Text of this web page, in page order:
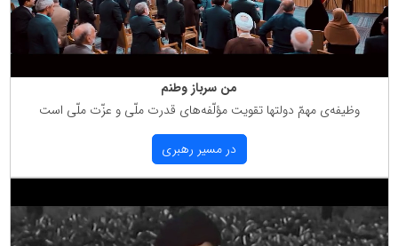
من سرباز وطنم
وظیفه‌ی مهمّ دولتها تقویت مؤلّفه‌های قدرت ملّی و عزّت ملّی است
در مسیر رهبری